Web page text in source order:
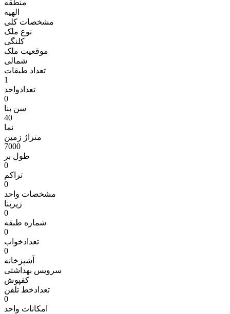
منطقه
الهيه
مشخصات کلی
نوع ملک
کلنگی
موقعیت ملک
شمالی
تعداد طبقات
1
تعدادواحد
0
سن بنا
40
نما
متراژ زمين
7000
طول بر
0
تراکم
0
مشخصات واحد
زیربنا
0
شماره طبقه
0
تعدادخواب
0
آشپزخانه
سرویس بهداشتی
کفپوش
تعدادخط تلفن
0
امکانات واحد